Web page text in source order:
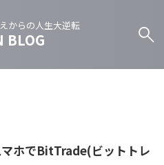
からの人生大逆転
BLOG
マホでBitTrade(ビットトレ